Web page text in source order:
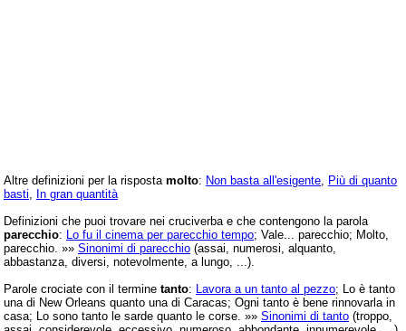
Altre definizioni per la risposta molto: Non basta all'esigente Più di quanto
basti
In gran quantità
Definizioni che puoi trovare nei cruciverba e che contengono la parola
parecchio: Lo fu il cinema per parecchio tempo; Vale... parecchio; Molto,
parecchio. »» Sinonimi di parecchio (assai, numerosi, alquanto,
abbastanza, diversi, notevolmente, a lungo, ...).
Parole crociate con il termine tanto: Lavora a un tanto al pezzo; Lo è tanto
una di New Orleans quanto una di Caracas; Ogni tanto è bene rinnovarla in
casa; Lo sono tanto le sarde quanto le corse. »» Sinonimi di tanto (troppo,